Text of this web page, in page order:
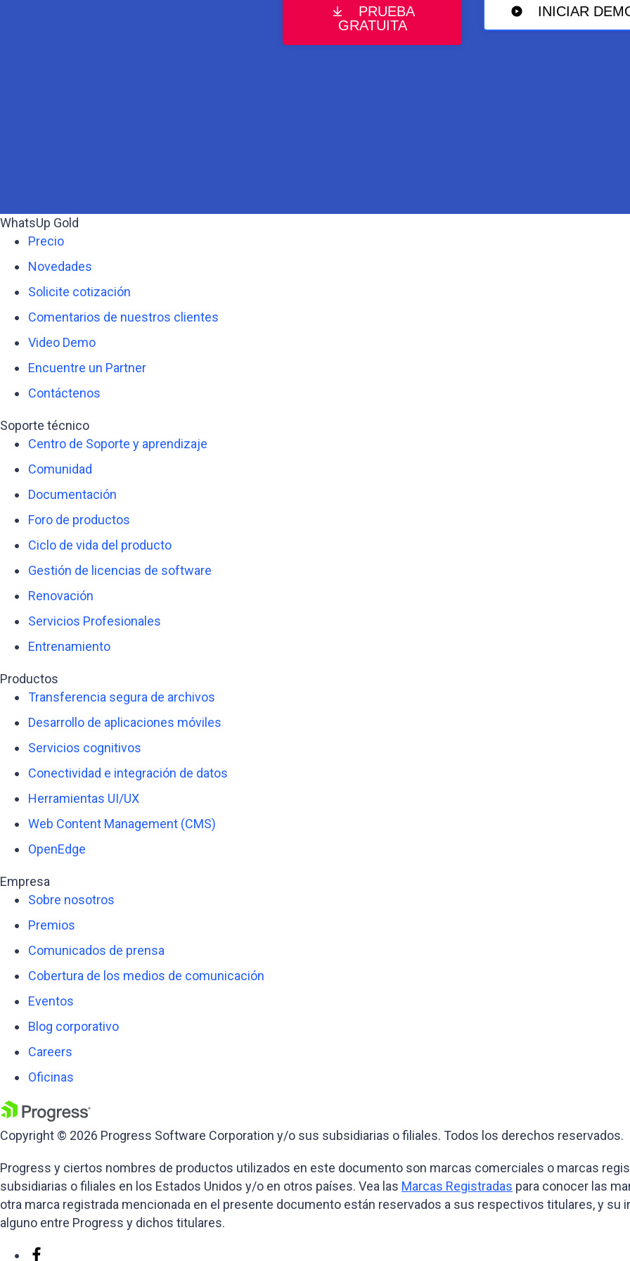
PRUEBA
GRATUITA
INICIAR
WhatsUp Gold
Precio
Novedades
Solicite cotización
Comentarios de nuestros clientes
Video Demo
Encuentre un Partner
Contáctenos
Soporte técnico
Centro de Soporte y aprendizaje
Comunidad
Documentación
Foro de productos
Ciclo de vida del producto
Gestión de licencias de software
Renovación
Servicios Profesionales
Entrenamiento
Productos
Transferencia segura de archivos
Desarrollo de aplicaciones móviles
Servicios cognitivos
Conectividad e integración de datos
Herramientas UI/UX
Web Content Management (CMS)
OpenEdge
Empresa
Sobre nosotros
Premios
Comunicados de prensa
Cobertura de los medios de comunicación
Eventos
Blog corporativo
Careers
Oficinas
Copyright © 2026 Progress Software Corporation y/o sus subsidiarias o filiales. Todos los derechos reservados.
Progress y ciertos nombres de productos utilizados en este documento son marcas comerciales o marcas
subsidiarias o filiales en los Estados Unidos y/o en otros países. Vea las Marcas Registradas para conocer las
otra marca registrada mencionada en el presente documento están reservados a sus respectivos titulares, y su
alguno entre Progress y dichos titulares.